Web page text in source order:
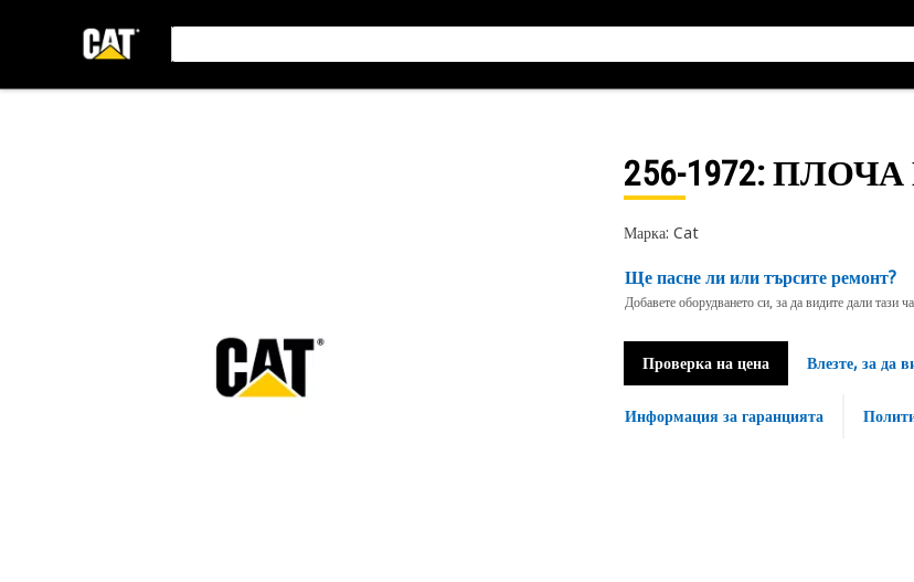
256-1972: ПЛОЧА
Марка: Cat
Ще пасне ли или търсите ремонт?
Добавете оборудването си, за да видите дали
Проверка на цена Влезте, за да
Информация за гаранцията